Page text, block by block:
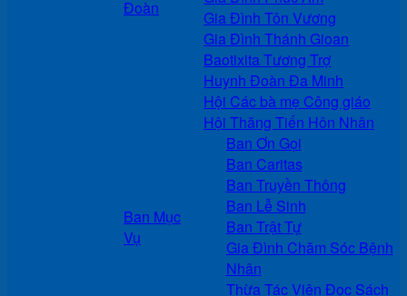
Đoàn
Gia Đình Tôn Vương
Gia Đình Thánh Gioan
Baotixita Tương Trợ
Huynh Đoàn Đa Minh
Hội Các bà mẹ Công giáo
Hội Thăng Tiến Hôn Nhân
Ban Mục
Vụ
Ban Ơn Gọi
Ban Caritas
Ban Truyền Thông
Ban Lễ Sinh
Ban Trật Tự
Gia Đình Chăm Sóc Bệnh
Nhân
Thừa Tác Viên Đọc Sách